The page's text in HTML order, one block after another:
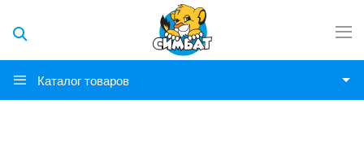
Каталог товаров